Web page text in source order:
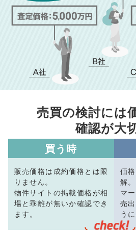
売買の検討には
確認が大
買う時
販売価格は成約価格とは限
りません。
物件サイトの掲載価格が相
場と乖離が無いか確認でき
ます。
価
解。
マ
売
う